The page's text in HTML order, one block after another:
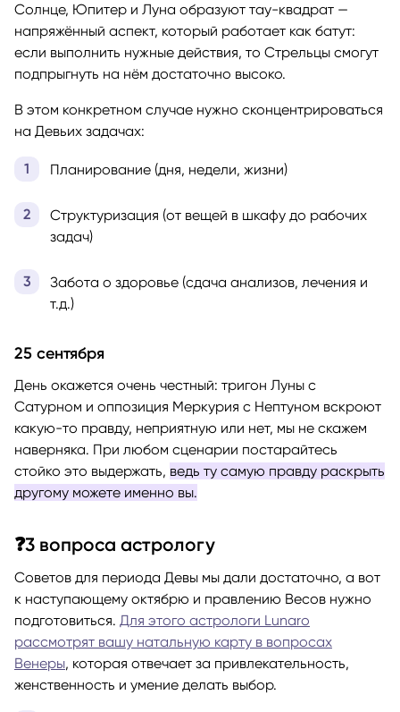
Солнце, Юпитер и Луна образуют тау-квадрат —
напряжённый аспект, который работает как батут:
если выполнить нужные действия, то Стрельцы смогут
подпрыгнуть на нём достаточно высоко.
В этом конкретном случае нужно сконцентрироваться
на Девьих задачах:
Планирование (дня, недели, жизни)
Структуризация (от вещей в шкафу до рабочих
задач)
Забота о здоровье (сдача анализов, лечения и
т.д.)
25 сентября
День окажется очень честный: тригон Луны с
Сатурном и оппозиция Меркурия с Нептуном вскроют
какую-то правду, неприятную или нет, мы не скажем
наверняка. При любом сценарии постарайтесь
стойко это выдержать, ведь ту самую правду раскрыть
другому можете именно вы.
❓3 вопроса астрологу
Советов для периода Девы мы дали достаточно, а вот
к наступающему октябрю и правлению Весов нужно
подготовиться. Для этого астрологи Lunaro
рассмотрят вашу натальную карту в вопросах
Венеры, которая отвечает за привлекательность,
женственность и умение делать выбор.